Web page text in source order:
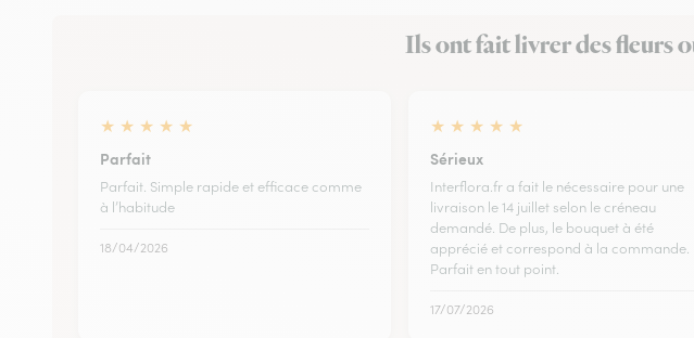
Ils ont fait livrer des fleurs
★ ★ ★ ★ ★
Parfait
Parfait. Simple rapide et efficace comme
à l’habitude
18/04/2026
★ ★ ★ ★ ★
Sérieux
Interflora.fr a fait le nécessaire pour une
livraison le 14 juillet selon le créneau
demandé. De plus, le bouquet à été
apprécié et correspond à la commande.
Parfait en tout point.
17/07/2026